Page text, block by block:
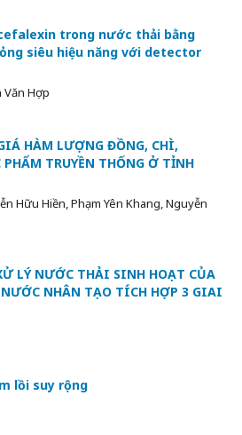
trong nước thải bằng
siêu hiệu năng với detector
Văn Hợp
HÀM LƯỢNG ĐỒNG, CHÌ,
TRUYỀN THỐNG Ở TỈNH
Hữu Hiền, Phạm Yên Khang, Nguyễn
LÝ NƯỚC THẢI SINH HOẠT CỦA
NHÂN TẠO TÍCH HỢP 3 GIAI
lồi suy rộng